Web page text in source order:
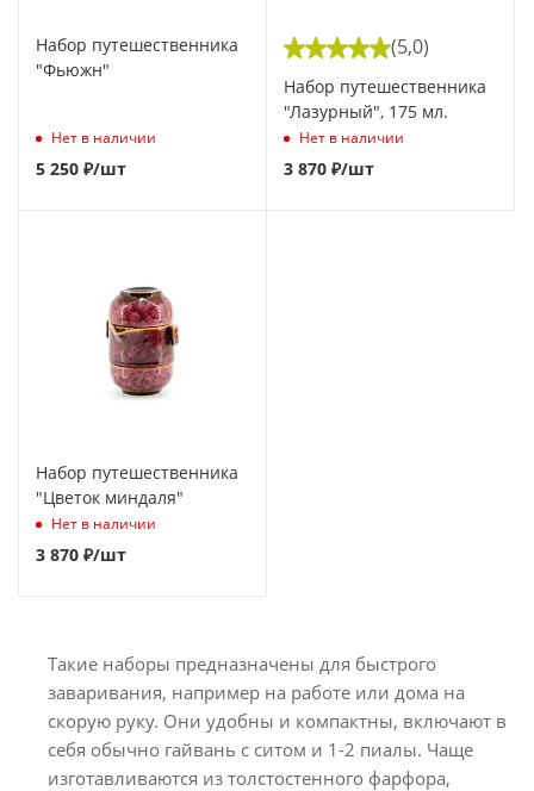
Набор путешественника
"Фьюжн"
Нет в наличии
5 250 ₽/шт
(5,0)
Набор путешественника
"Лазурный", 175 мл.
Нет в наличии
3 870 ₽/шт
Набор путешественника
"Цветок миндаля"
Нет в наличии
3 870 ₽/шт
Такие наборы предназначены для быстрого
заваривания, например на работе или дома на
скорую руку. Они удобны и компактны, включают в
себя обычно гайвань с ситом и 1-2 пиалы. Чаще
изготавливаются из толстостенного фарфора,